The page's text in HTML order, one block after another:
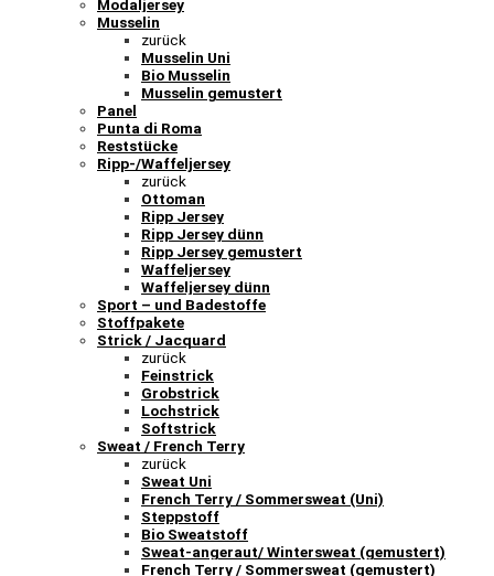
Modaljersey
Musselin
zurück
Musselin Uni
Bio Musselin
Musselin gemustert
Panel
Punta di Roma
Reststücke
Ripp-/Waffeljersey
zurück
Ottoman
Ripp Jersey
Ripp Jersey dünn
Ripp Jersey gemustert
Waffeljersey
Waffeljersey dünn
Sport – und Badestoffe
Stoffpakete
Strick / Jacquard
zurück
Feinstrick
Grobstrick
Lochstrick
Softstrick
Sweat / French Terry
zurück
Sweat Uni
French Terry / Sommersweat (Uni)
Steppstoff
Bio Sweatstoff
Sweat-angeraut/ Wintersweat (gemustert)
French Terry / Sommersweat (gemustert)